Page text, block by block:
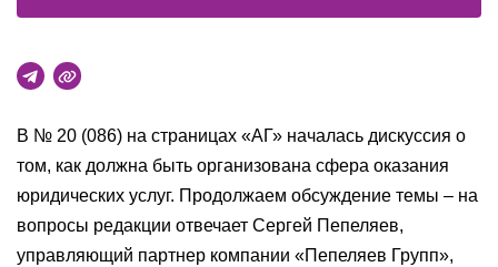
В № 20 (086) на страницах «АГ» началась дискуссия о
том, как должна быть организована сфера оказания
юридических услуг. Продолжаем обсуждение темы – на
вопросы редакции отвечает Сергей Пепеляев,
управляющий партнер компании «Пепеляев Групп»,